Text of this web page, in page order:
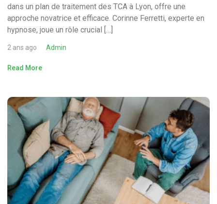
dans un plan de traitement des TCA à Lyon, offre une
approche novatrice et efficace. Corinne Ferretti, experte en
hypnose, joue un rôle crucial […]
2 ans ago Admin
Read More